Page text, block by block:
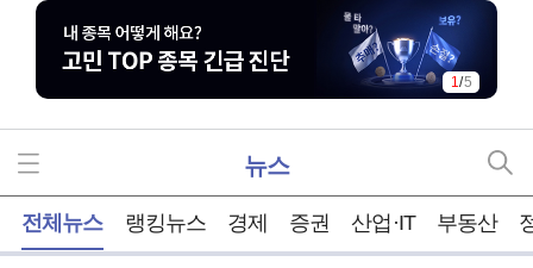
1/5
뉴스
전체뉴스 랭킹뉴스 경제 증권 산업·IT 부동산